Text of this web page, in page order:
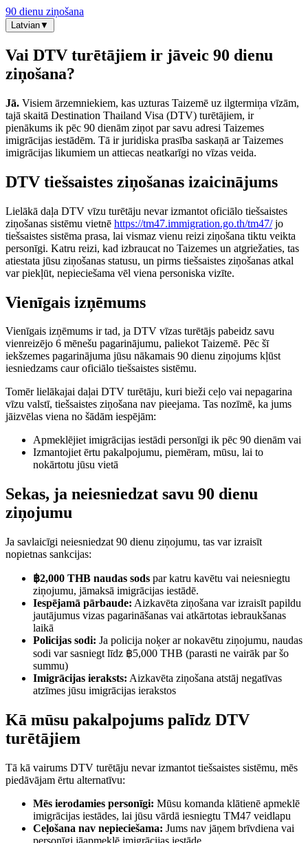
90 dienu ziņošana
Latvian▼
Vai DTV turētājiem ir jāveic 90 dienu
ziņošana?
Jā. Visiem ārzemniekiem, kas uzturas Taizemē uz ilgtermiņa vīzām,
tajā skaitā Destination Thailand Visa (DTV) turētājiem, ir
pienākums ik pēc 90 dienām ziņot par savu adresi Taizemes
imigrācijas iestādēm. Tā ir juridiska prasība saskaņā ar Taizemes
imigrācijas likumiem un attiecas neatkarīgi no vīzas veida.
DTV tiešsaistes ziņošanas izaicinājums
Lielākā daļa DTV vīzu turētāju nevar izmantot oficiālo tiešsaistes
ziņošanas sistēmu vietnē https://tm47.immigration.go.th/tm47/ jo
tiešsaistes sistēma prasa, lai vismaz vienu reizi ziņošana tiktu veikta
personīgi. Katru reizi, kad izbraucat no Taizemes un atgriežaties, tas
atiestata jūsu ziņošanas statusu, un pirms tiešsaistes ziņošanas atkal
var piekļūt, nepieciešama vēl viena personiska vizīte.
Vienīgais izņēmums
Vienīgais izņēmums ir tad, ja DTV vīzas turētājs pabeidz savu
vienreizējo 6 mēnešu pagarinājumu, paliekot Taizemē. Pēc šī
iekšzemes pagarinājuma jūsu nākamais 90 dienu ziņojums kļūst
iesniedzams caur oficiālo tiešsaistes sistēmu.
Tomēr lielākajai daļai DTV turētāju, kuri bieži ceļo vai nepagarina
vīzu valstī, tiešsaistes ziņošana nav pieejama. Tas nozīmē, ka jums
jāizvēlas viena no šādām iespējām:
Apmeklējiet imigrācijas iestādi personīgi ik pēc 90 dienām vai
Izmantojiet ērtu pakalpojumu, piemēram, mūsu, lai to
nokārtotu jūsu vietā
Sekas, ja neiesniedzat savu 90 dienu
ziņojumu
Ja savlaicīgi neiesniedzat 90 dienu ziņojumu, tas var izraisīt
nopietnas sankcijas:
฿2,000 THB naudas sods par katru kavētu vai neiesniegtu
ziņojumu, jāmaksā imigrācijas iestādē.
Iespējamā pārbaude: Aizkavēta ziņošana var izraisīt papildu
jautājumus vizas pagarināšanas vai atkārtotas iebraukšanas
laikā
Policijas sodi: Ja policija noķer ar nokavētu ziņojumu, naudas
sodi var sasniegt līdz ฿5,000 THB (parasti ne vairāk par šo
summu)
Imigrācijas ieraksts: Aizkavēta ziņošana atstāj negatīvas
atzīmes jūsu imigrācijas ierakstos
Kā mūsu pakalpojums palīdz DTV
turētājiem
Tā kā vairums DTV turētāju nevar izmantot tiešsaistes sistēmu, mēs
piedāvājam ērtu alternatīvu:
Mēs ierodamies personīgi: Mūsu komanda klātienē apmeklē
imigrācijas iestādes, lai jūsu vārdā iesniegtu TM47 veidlapu
Ceļošana nav nepieciešama: Jums nav jāņem brīvdiena vai
personīgi jāapmeklē imigrācijas iestāde